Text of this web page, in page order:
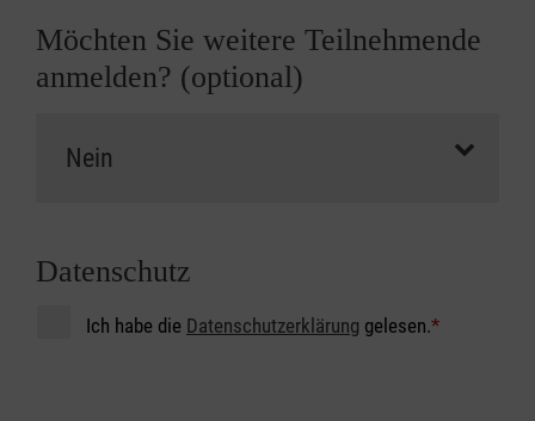
Möchten Sie weitere Teilnehmende
anmelden? (optional)
Datenschutz
Ich habe die Datenschutzerklärung gelesen.*